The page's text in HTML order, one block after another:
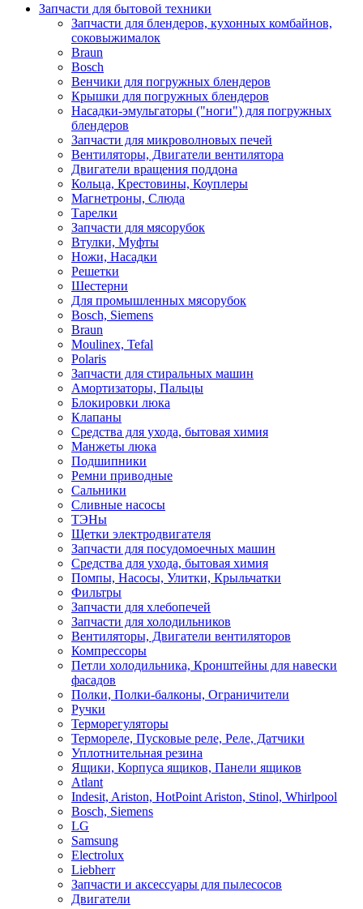
Запчасти для бытовой техники
Запчасти для блендеров, кухонных комбайнов,
соковыжималок
Braun
Bosch
Венчики для погружных блендеров
Крышки для погружных блендеров
Насадки-эмульгаторы ("ноги") для погружных
блендеров
Запчасти для микроволновых печей
Вентиляторы, Двигатели вентилятора
Двигатели вращения поддона
Кольца, Крестовины, Коуплеры
Магнетроны, Слюда
Тарелки
Запчасти для мясорубок
Втулки, Муфты
Ножи, Насадки
Решетки
Шестерни
Для промышленных мясорубок
Bosch, Siemens
Braun
Moulinex, Tefal
Polaris
Запчасти для стиральных машин
Амортизаторы, Пальцы
Блокировки люка
Клапаны
Средства для ухода, бытовая химия
Манжеты люка
Подшипники
Ремни приводные
Сальники
Сливные насосы
ТЭНы
Щетки электродвигателя
Запчасти для посудомоечных машин
Средства для ухода, бытовая химия
Помпы, Насосы, Улитки, Крыльчатки
Фильтры
Запчасти для хлебопечей
Запчасти для холодильников
Вентиляторы, Двигатели вентиляторов
Компрессоры
Петли холодильника, Кронштейны для навески
фасадов
Полки, Полки-балконы, Ограничители
Ручки
Терморегуляторы
Термореле, Пусковые реле, Реле, Датчики
Уплотнительная резина
Ящики, Корпуса ящиков, Панели ящиков
Atlant
Indesit, Ariston, HotPoint Ariston, Stinol, Whirlpool
Bosch, Siemens
LG
Samsung
Electrolux
Liebherr
Запчасти и аксессуары для пылесосов
Двигатели